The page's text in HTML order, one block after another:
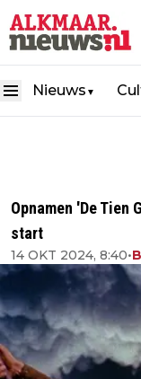
Nieuws ▼
Opnamen 'De Tien
start
14 OKT 2024, 8:40•